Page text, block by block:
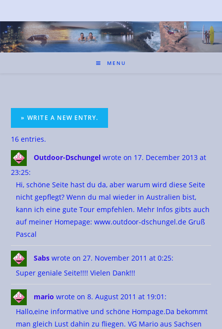
MENU
16 entries.
Outdoor-Dschungel wrote on 17. December 2013 at
23:25:
Hi, schöne Seite hast du da, aber warum wird diese Seite
nicht gepflegt? Wenn du mal wieder in Australien bist,
kann ich eine gute Tour empfehlen. Mehr Infos gibts auch
auf meiner Homepage: www.outdoor-dschungel.de Gruß
Pascal
Sabs wrote on 27. November 2011 at 0:25:
Super geniale Seite!!!! Vielen Dank!!!
mario wrote on 8. August 2011 at 19:01 :
Hallo,eine informative und schöne Hompage.Da bekommt
man gleich Lust dahin zu fliegen. VG Mario aus Sachsen